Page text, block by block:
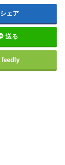
シェア
送る
feedly